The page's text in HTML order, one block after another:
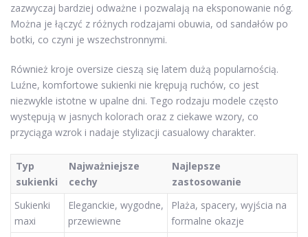
zazwyczaj bardziej odważne i pozwalają na eksponowanie nóg.
Można je łączyć z różnych rodzajami obuwia, od sandałów po
botki, co czyni je wszechstronnymi.
Również kroje oversize cieszą się latem dużą popularnością.
Luźne, komfortowe sukienki nie krępują ruchów, co jest
niezwykle istotne w upalne dni. Tego rodzaju modele często
występują w jasnych kolorach oraz z ciekawe wzory, co
przyciąga wzrok i nadaje stylizacji casualowy charakter.
Typ
sukienki
Najważniejsze
cechy
Najlepsze
zastosowanie
Sukienki
maxi
Eleganckie, wygodne,
przewiewne
Plaża, spacery, wyjścia na
formalne okazje